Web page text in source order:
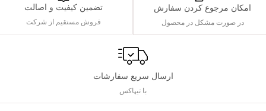
امکان مرجوع کردن سفارش
در صورت مشکل در محصول
تضمین کیفیت و اصالت
فروش مستقیم از شرکت
ارسال سریع سفارشات
با تیپاکس